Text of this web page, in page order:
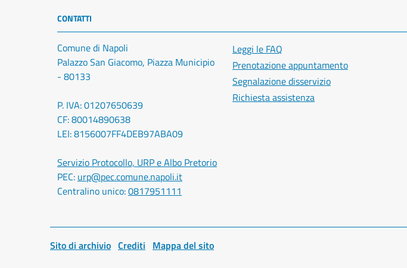
CONTATTI
Comune di Napoli
Palazzo San Giacomo, Piazza Municipio
- 80133
P. IVA: 01207650639
CF: 80014890638
LEI: 8156007FF4DEB97ABA09
Servizio Protocollo, URP e Albo Pretorio
PEC: urp@pec.comune.napoli.it
Centralino unico:0817951111
Leggi le FAQ
Prenotazione appuntamento
Segnalazione disservizio
Richiesta assistenza
Sito di archivio Crediti Mappa del sito